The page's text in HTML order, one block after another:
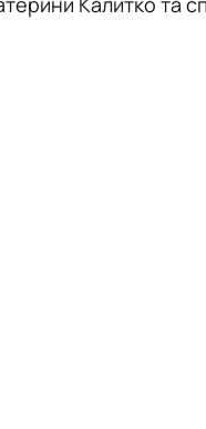
який долучався до
нашому місті.